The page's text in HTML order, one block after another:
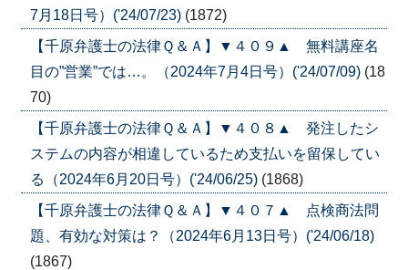
7月18日号）('24/07/23) (1872)
【千原弁護士の法律Ｑ＆Ａ】▼４０９▲ 無料講座名
目の”営業”では…。（2024年7月4日号）('24/07/09) (18
70)
【千原弁護士の法律Ｑ＆Ａ】▼４０８▲ 発注したシ
ステムの内容が相違しているため支払いを留保してい
る（2024年6月20日号）('24/06/25) (1868)
【千原弁護士の法律Ｑ＆Ａ】▼４０７▲ 点検商法問
題、有効な対策は？（2024年6月13日号）('24/06/18)
(1867)